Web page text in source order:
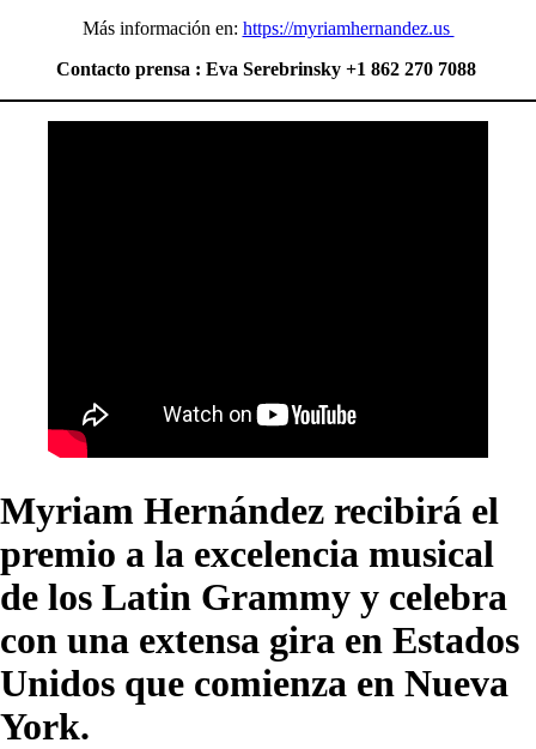
Más información en: https://myriamhernandez.us
Contacto prensa : Eva Serebrinsky +1 862 270 7088
Myriam Hernández recibirá el
premio a la excelencia musical
de los Latin Grammy y celebra
con una extensa gira en Estados
Unidos que comienza en Nueva
York.